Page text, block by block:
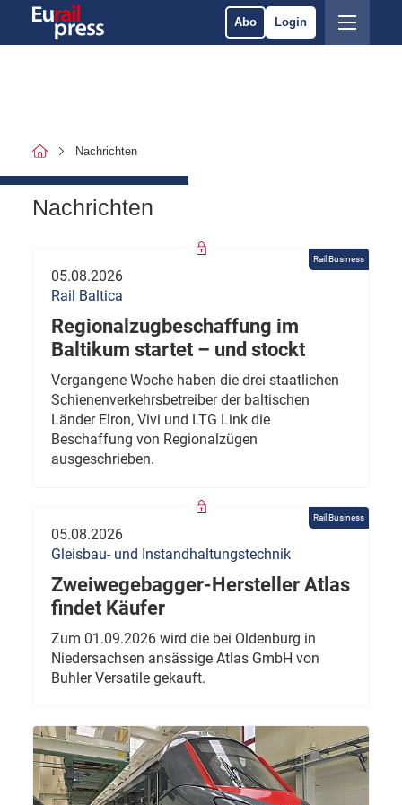
Abo Login
Nachrichten
Nachrichten
Rail Business
05.08.2026
Rail Baltica
Regionalzugbeschaffung im
Baltikum startet – und stockt
Vergangene Woche haben die drei staatlichen
Schienenverkehrsbetreiber der baltischen
Länder Elron, Vivi und LTG Link die
Beschaffung von Regionalzügen
ausgeschrieben.
Rail Business
05.08.2026
Gleisbau- und Instandhaltungstechnik
Zweiwegebagger-Hersteller Atlas
findet Käufer
Zum 01.09.2026 wird die bei Oldenburg in
Niedersachsen ansässige Atlas GmbH von
Buhler Versatile gekauft.